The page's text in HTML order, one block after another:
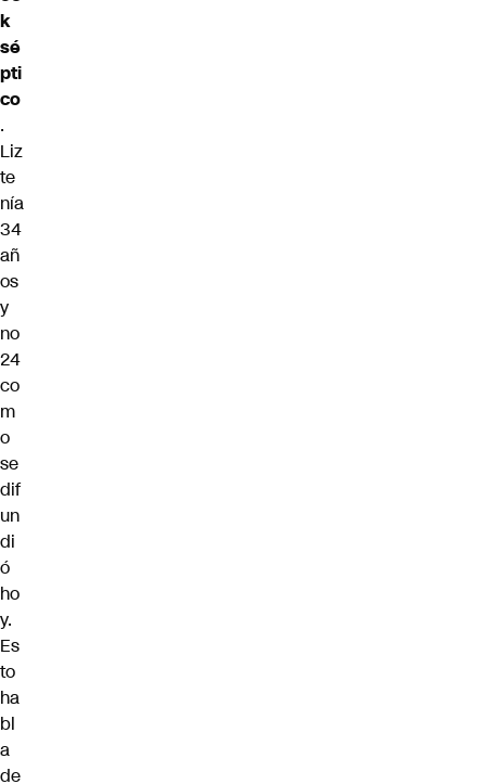
k
sé
pti
co
.
Liz
te
nía
34
añ
os
y
no
24
co
m
o
se
dif
un
di
ó
ho
y.
Es
to
ha
bl
a
de